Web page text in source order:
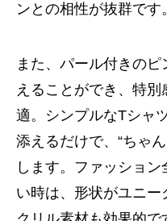
ンとの相性が抜群です。
また、パール付きの
えることができ、特
適。シンプルなTシャ
添えるだけで、“ちゃ
します。ファッショ
い時は、形状がユニ